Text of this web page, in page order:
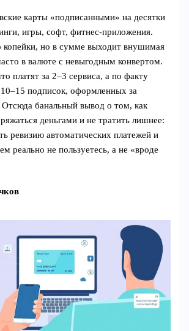
карты «подписанными» на десятки
игры, софт, фитнес‑приложения.
копейки, но в сумме выходит внушимая
в валюте с невыгодным конвертом.
платят за 2–3 сервиса, а по факту
подписок, оформленных за
Отсюда банальный вывод о том, как
деньгами и не тратить лишнее:
ревизию автоматических платежей и
реально не пользуетесь, а не «вроде